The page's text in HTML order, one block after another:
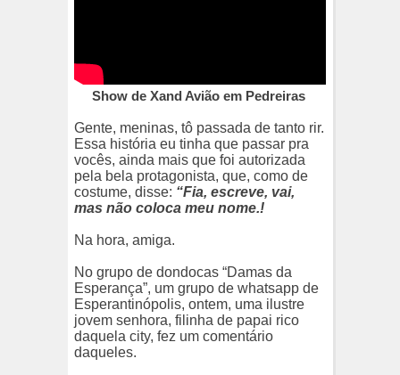
Show de Xand Avião em Pedreiras
Gente, meninas, tô passada de tanto rir.
Essa história eu tinha que passar pra
vocês, ainda mais que foi autorizada
pela bela protagonista, que, como de
costume, disse: “Fia, escreve, vai,
mas não coloca meu nome.!
Na hora, amiga.
No grupo de dondocas “Damas da
Esperança”, um grupo de whatsapp de
Esperantinópolis, ontem, uma ilustre
jovem senhora, filinha de papai rico
daquela city, fez um comentário
daqueles.